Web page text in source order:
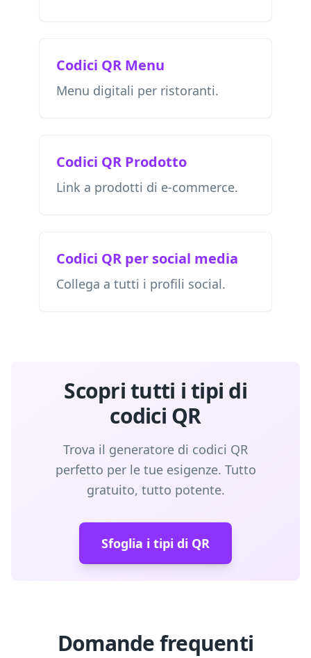
Codici QR Menu
Menu digitali per ristoranti.
Codici QR Prodotto
Link a prodotti di e-commerce.
Codici QR per social media
Collega a tutti i profili social.
Scopri tutti i tipi di
codici QR
Trova il generatore di codici QR
perfetto per le tue esigenze. Tutto
gratuito, tutto potente.
Sfoglia i tipi di QR
Domande frequenti